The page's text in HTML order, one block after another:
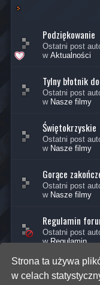
Strona ta używa
w celach
Podziękowanie
Ostatni post
w Aktualności
Tylny błotnik
Ostatni post
w Nasze filmy
Świętokrzyskie
Ostatni post
w Nasze filmy
Gorące
Ostatni post
w Nasze filmy
Regulamin
Ostatni post
wRegulamin